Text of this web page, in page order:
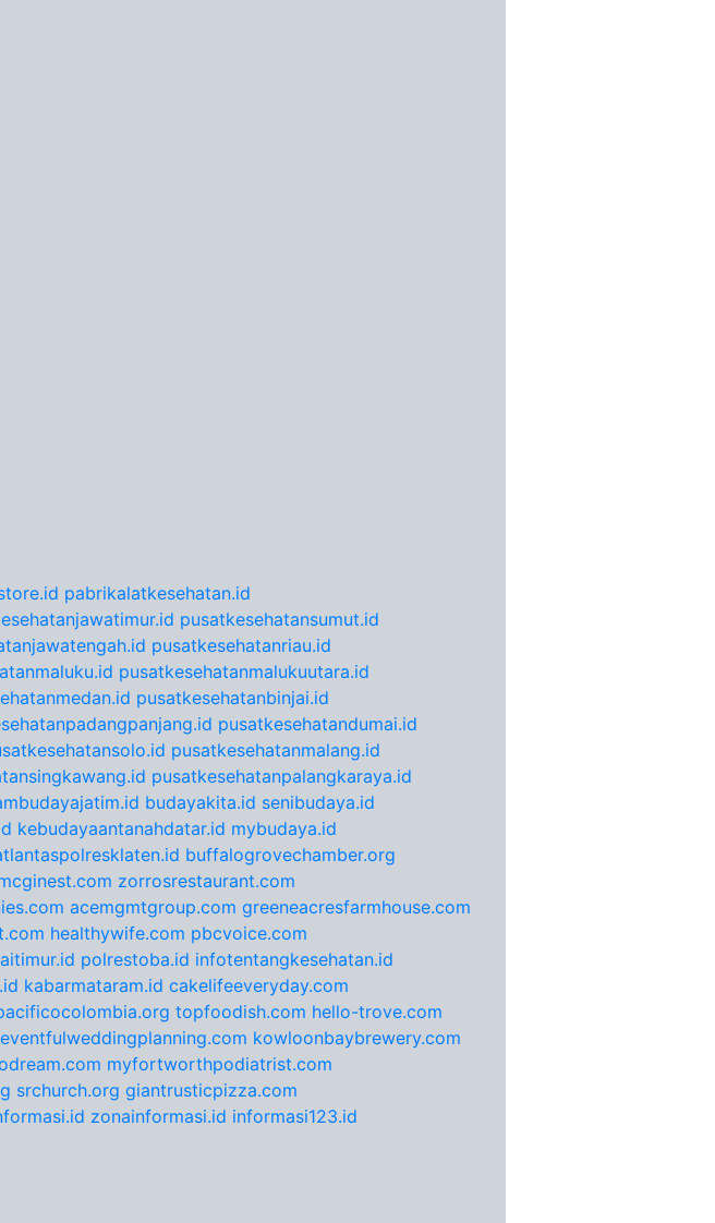
pabrikalatkesehatan.id
pusatkesehatansumut.id
pusatkesehatanriau.id
pusatkesehatanmalukuutara.id
pusatkesehatanbinjai.id
pusatkesehatandumai.id
pusatkesehatanmalang.id
pusatkesehatanpalangkaraya.id
budayakita.id senibudaya.id
kebudayaantanahdatar.id mybudaya.id
buffalogrovechamber.org
zorrosrestaurant.com
acemgmtgroup.com greeneacresfarmhouse.com
healthywife.com pbcvoice.com
polrestoba.id infotentangkesehatan.id
kabarmataram.id cakelifeeveryday.com
topfoodish.com hello-trove.com
eventfulweddingplanning.com kowloonbaybrewery.com
myfortworthpodiatrist.com
srchurch.org giantrusticpizza.com
zonainformasi.id informasi123.id